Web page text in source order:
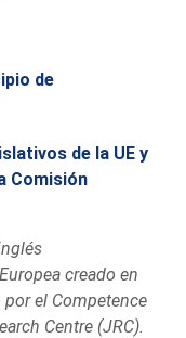
de
de la UE y
Comisión
creado en
el Competence
Centre (JRC).